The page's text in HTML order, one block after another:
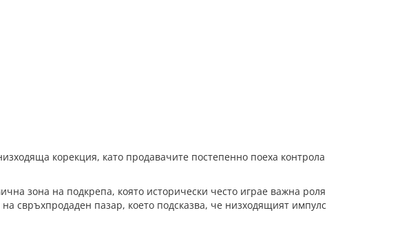
корекция, като продавачите постепенно поеха контрола
зона на подкрепа, която исторически често играе важна роля
свръхпродаден пазар, което подсказва, че низходящият импулс